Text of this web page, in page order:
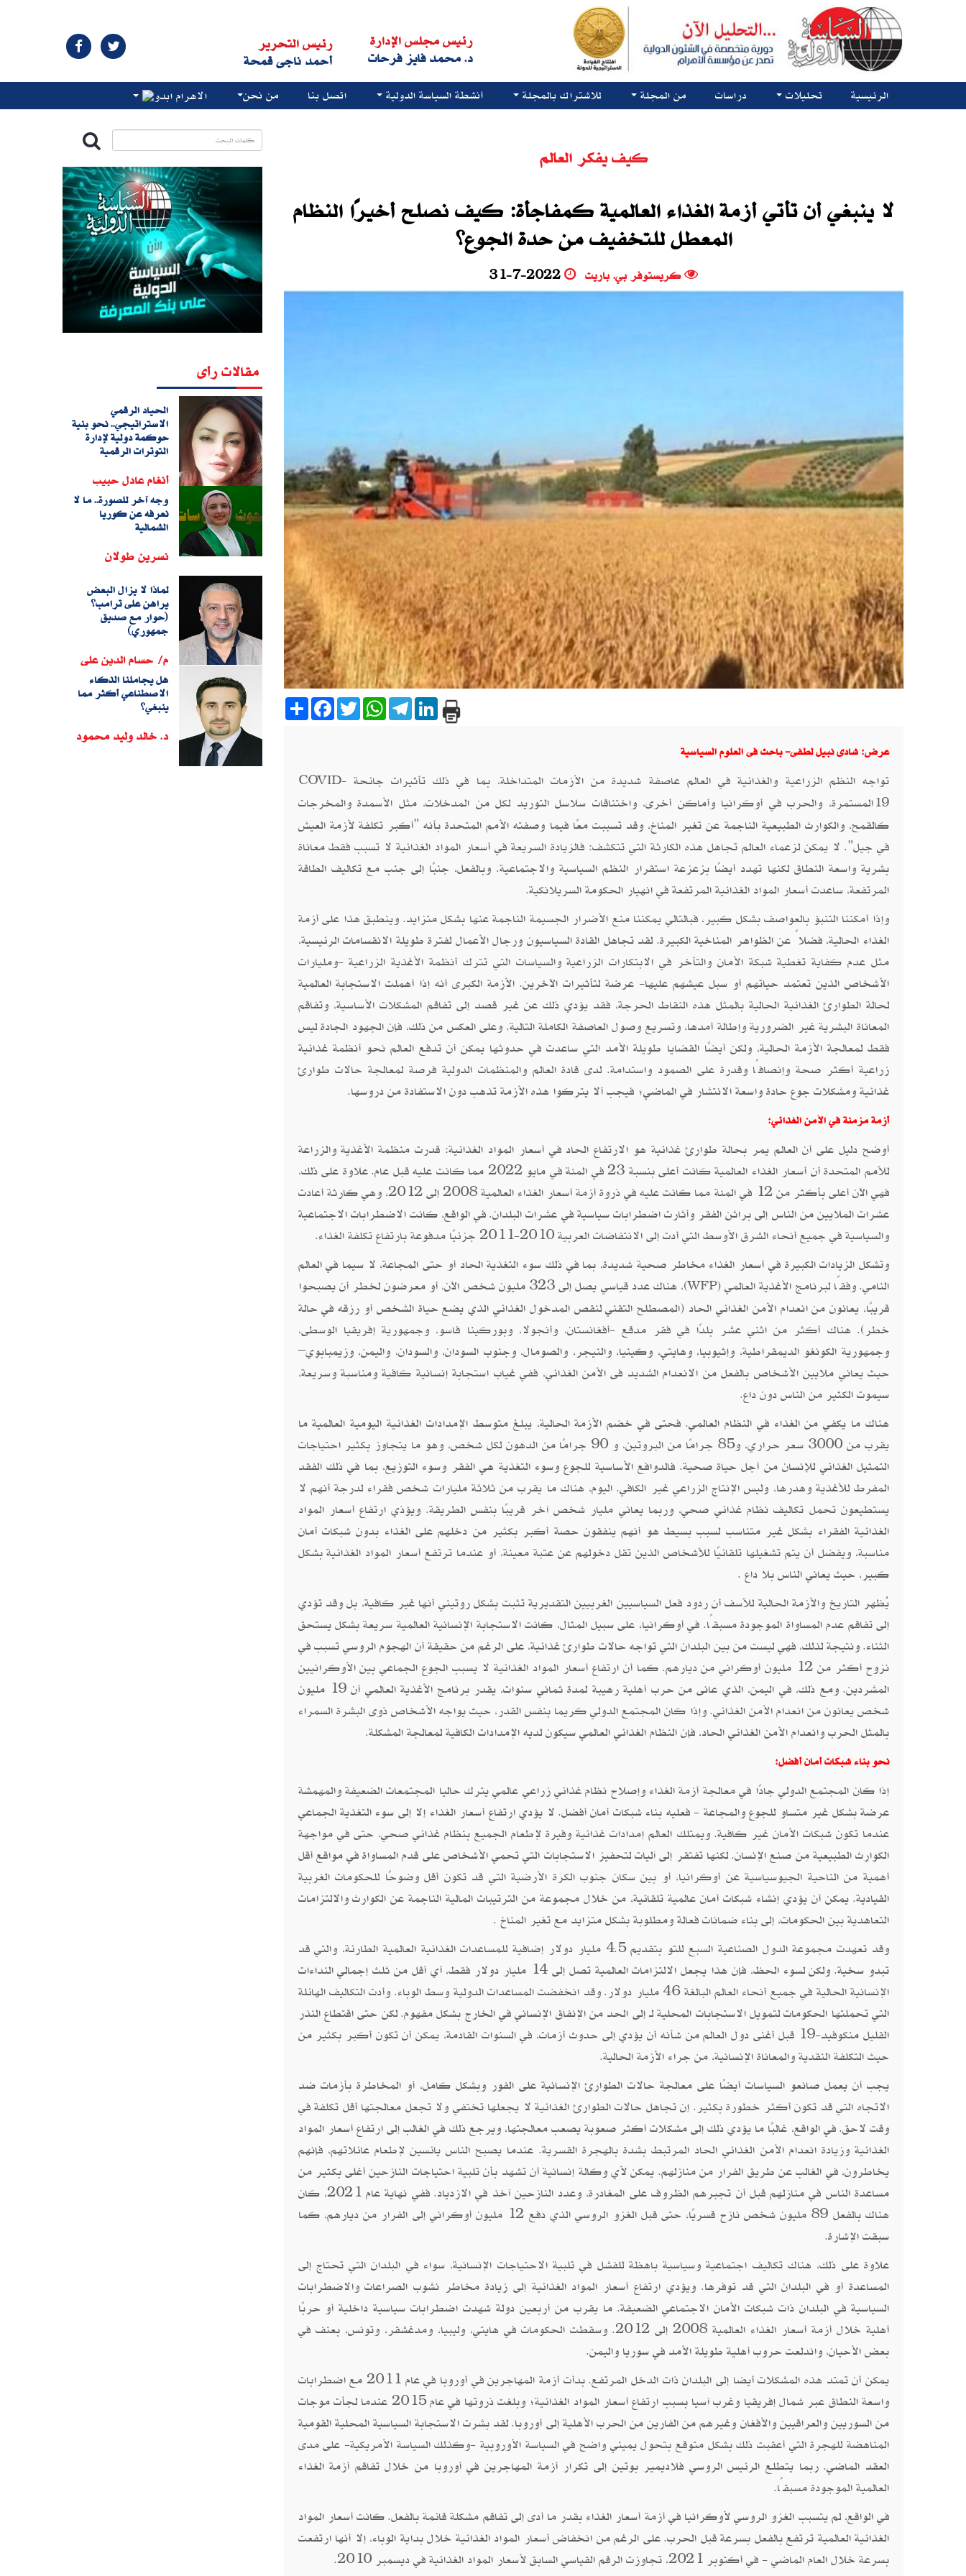
رئيس مجلس الإدارة
د. محمد فايز فرحات
رئيس التحرير
أحمد ناجى قمحة
الرئيسية تحليلات دراسات من المجلة للاشتراك بالمجلة أنشطة السياسة الدولية اتصل بنا من نحن الاهرام ابدو
كيف يفكر العالم
لا ينبغي أن تأتي أزمة الغذاء العالمية كمفاجأة: كيف نصلح أخيرًا النظام
المعطل للتخفيف من حدة الجوع؟
كريستوفر بي. باريت 31-7-2022
ShareFacebook
TwitterWhatsAppTelegramLinkedIn
عرض: شادى نبيل لطفى- باحث فى العلوم السياسية
تواجه النظم الزراعية والغذائية في العالم عاصفة شديدة من الأزمات المتداخلة، بما في ذلك تأثيرات جائحةCOVID-
19 المستمرة، والحرب في أوكرانيا وأماكن أخرى، واختناقات سلاسل التوريد لكل من المدخلات، مثل الأسمدة والمخرجات
كالقمح، والكوارث الطبيعية الناجمة عن تغير المناخ، وقد تسببت معًا فيما وصفته الأمم المتحدة بأنه "أكبر تكلفة لأزمة العيش
في جيل". لا يمكن لزعماء العالم تجاهل هذه الكارثة التي تتكشف: فالزيادة السريعة في أسعار المواد الغذائية لا تسبب فقط معاناة
بشرية واسعة النطاق لكنها تهدد أيضًا بزعزعة استقرار النظم السياسية والاجتماعية. وبالفعل، جنبًا إلى جنب مع تكاليف الطاقة
المرتفعة، ساعدت أسعار المواد الغذائية المرتفعة في انهيار الحكومة السريلانكية.
وإذا أمكننا التنبؤ بالعواصف بشكل كبير، فبالتالي يمكننا منع الأضرار الجسيمة الناجمة عنها بشكل متزايد. وينطبق هذا على أزمة
الغذاء الحالية، فضلاً عن الظواهر المناخية الكبيرة. لقد تجاهل القادة السياسيون ورجال الأعمال لفترة طويلة الانقسامات الرئيسية،
مثل عدم كفاية تغطية شبكة الأمان والتأخر في الابتكارات الزراعية والسياسات التي تترك أنظمة الأغذية الزراعية -ومليارات
الأشخاص الذين تعتمد حياتهم أو سبل عيشهم عليها- عرضة لتأثيرات الآخرين. الأزمة الكبرى أنه إذا أهملت الاستجابة العالمية
لحالة الطوارئ الغذائية الحالية بالمثل هذه النقاط الحرجة، فقد يؤدي ذلك عن غير قصد إلى تفاقم المشكلات الأساسية، وتفاقم
المعاناة البشرية غير الضرورية وإطالة أمدها، وتسريع وصول العاصفة الكاملة التالية. وعلى العكس من ذلك، فإن الجهود الجادة ليس
فقط لمعالجة الأزمة الحالية، ولكن أيضًا القضايا طويلة الأمد التي ساعدت في حدوثها يمكن أن تدفع العالم نحو أنظمة غذائية
زراعية أكثر صحة وإنصافًا وقدرة على الصمود واستدامة. لدى قادة العالم والمنظمات الدولية فرصة لمعالجة حالات طوارئ
غذائية ومشكلات جوع حادة واسعة الانتشار في الماضي؛ فيجب ألا يتركوا هذه الأزمة تذهب دون الاستفادة من دروسها.
أزمة مزمنة في الأمن الغذائي:
أوضح دليل على أن العالم يمر بحالة طوارئ غذائية هو الارتفاع الحاد في أسعار المواد الغذائية: قدرت منظمة الأغذية والزراعة
للأمم المتحدة أن أسعار الغذاء العالمية كانت أعلى بنسبة 23 في المئة في مايو 2022 مما كانت عليه قبل عام. علاوة على ذلك،
فهي الآن أعلى بأكثر من 12 في المئة مما كانت عليه في ذروة أزمة أسعار الغذاء العالمية 2008 إلى 2012، وهي كارثة أعادت
عشرات الملايين من الناس إلى براثن الفقر وأثارت اضطرابات سياسية في عشرات البلدان. في الواقع، كانت الاضطرابات الاجتماعية
والسياسية في جميع أنحاء الشرق الأوسط التي أدت إلى الانتفاضات العربية 2010-2011 جزئيًا مدفوعة بارتفاع تكلفة الغذاء.
وتشكل الزيادات الكبيرة في أسعار الغذاء مخاطر صحية شديدة، بما في ذلك سوء التغذية الحاد أو حتى المجاعة، لا سيما في العالم
النامي. وفقًا لبرنامج الأغذية العالمي (WFP
)، هناك عدد قياسي يصل إلى 323 مليون شخص الآن، أو معرضون لخطر أن يصبحوا
قريبًا، يعانون من انعدام الأمن الغذائي الحاد (المصطلح التقني لنقص المدخول الغذائي الذي يضع حياة الشخص أو رزقه في حالة
خطر). هناك أكثر من اثني عشر بلدًا في فقر مدقع -أفغانستان، وأنجولا، وبوركينا فاسو، وجمهورية إفريقيا الوسطى،
وجمهورية الكونغو الديمقراطية، وإثيوبيا، وهايتي، وكينيا، والنيجر، والصومال، وجنوب السودان، والسودان، واليمن، وزيمبابوي–
حيث يعاني ملايين الأشخاص بالفعل من الانعدام الشديد فى الأمن الغذائي، ففي غياب استجابة إنسانية كافية ومناسبة وسريعة،
سيموت الكثير من الناس دون داع.
هناك ما يكفي من الغذاء في النظام العالمي. فحتى في خضم الأزمة الحالية، يبلغ متوسط الإمدادات الغذائية اليومية العالمية ما
يقرب من 3000 سعر حراري، و85 جرامًا من البروتين، و 90 جرامًا من الدهون لكل شخص، وهو ما يتجاوز بكثير احتياجات
التمثيل الغذائي للإنسان من أجل حياة صحية. فالدوافع الأساسية للجوع وسوء التغذية هي الفقر وسوء التوزيع، بما في ذلك الفقد
المفرط للأغذية وهدرها، وليس الإنتاج الزراعي غير الكافي. اليوم، هناك ما يقرب من ثلاثة مليارات شخص فقراء لدرجة أنهم لا
يستطيعون تحمل تكاليف نظام غذائي صحي، وربما يعاني مليار شخص آخر قريبًا بنفس الطريقة. ويؤذي ارتفاع أسعار المواد
الغذائية الفقراء بشكل غير متناسب لسبب بسيط هو أنهم ينفقون حصة أكبر بكثير من دخلهم على الغذاء بدون شبكات أمان
مناسبة، ويفضل أن يتم تشغيلها تلقائيًا للأشخاص الذين تقل دخولهم عن عتبة معينة، أو عندما ترتفع أسعار المواد الغذائية بشكل
كبير، حيث يعاني الناس بلا داع .
يُظهر التاريخ والأزمة الحالية للأسف أن ردود فعل السياسيين الغربيين التقديرية تثبت بشكل روتيني أنها غير كافية، بل وقد تؤدي
إلى تفاقم عدم المساواة الموجودة مسبقًا. في أوكرانيا، على سبيل المثال، كانت الاستجابة الإنسانية العالمية سريعة بشكل يستحق
الثناء. ونتيجة لذلك، فهي ليست من بين البلدان التي تواجه حالات طوارئ غذائية، على الرغم من حقيقة أن الهجوم الروسي تسبب في
نزوح أكثر من 12 مليون أوكراني من ديارهم. كما أن ارتفاع أسعار المواد الغذائية لا يسبب الجوع الجماعي بين الأوكرانيين
المشردين. ومع ذلك، في اليمن، الذي عانى من حرب أهلية رهيبة لمدة ثماني سنوات، يقدر برنامج الأغذية العالمي أن 19 مليون
شخص يعانون من انعدام الأمن الغذائي. وإذا كان المجتمع الدولي كريما بنفس القدر، حيث يواجه الأشخاص ذوى البشرة السمراء
بالمثل الحرب وانعدام الأمن الغذائي الحاد، فإن النظام الغذائي العالمي سيكون لديه الإمدادات الكافية لمعالجة المشكلة.
نحو بناء شبكات أمان أفضل:
إذا كان المجتمع الدولي جادًا في معالجة أزمة الغذاء وإصلاح نظام غذائي زراعي عالمي يترك حاليا المجتمعات الضعيفة والمهمشة
عرضة بشكل غير متساو للجوع والمجاعة - فعليه بناء شبكات أمان أفضل. لا يؤدي ارتفاع أسعار الغذاء إلا إلى سوء التغذية الجماعي
عندما تكون شبكات الأمان غير كافية. ويمتلك العالم إمدادات غذائية وفيرة لإطعام الجميع بنظام غذائي صحي، حتى في مواجهة
الكوارث الطبيعية من صنع الإنسان. لكنها تفتقر إلى آليات لتحفيز الاستجابات التي تحمي الأشخاص على قدم المساواة في مواقع أقل
أهمية من الناحية الجيوسياسية عن أوكرانيا، أو بين سكان جنوب الكرة الأرضية التي قد تكون أقل وضوحًا للحكومات الغربية
القيادية. يمكن أن يؤدي إنشاء شبكات أمان عالمية تلقائية، من خلال مجموعة من الترتيبات المالية الناجمة عن الكوارث والالتزامات
التعاهدية بين الحكومات، إلى بناء ضمانات فعالة ومطلوبة بشكل متزايد مع تغير المناخ .
وقد تعهدت مجموعة الدول الصناعية السبع للتو بتقديم 4.5 مليار دولار إضافية للمساعدات الغذائية العالمية الطارئة، والتي قد
تبدو سخية. ولكن لسوء الحظ، فإن هذا يجعل الالتزامات العالمية تصل إلى 14 مليار دولار فقط، أي أقل من ثلث إجمالي النداءات
الإنسانية الحالية في جميع أنحاء العالم البالغة 46 مليار دولار. وقد انخفضت المساعدات الدولية وسط الوباء. وأدت التكاليف الهائلة
التي تحملتها الحكومات لتمويل الاستجابات المحلية لـ إلى الحد من الإنفاق الإنساني في الخارج بشكل مفهوم. لكن حتى اقتطاع النذر
القليل منكوفيد-19 قبل أغنى دول العالم من شأنه أن يؤدي إلى حدوث أزمات، في السنوات القادمة، يمكن أن تكون أكبر بكثير من
حيث التكلفة النقدية والمعاناة الإنسانية، من جراء الأزمة الحالية.
يجب أن يعمل صانعو السياسات أيضًا على معالجة حالات الطوارئ الإنسانية على الفور وبشكل كامل، أو المخاطرة بأزمات ضد
الاتجاه التي قد تكون أكثر خطورة بكثير. إن تجاهل حالات الطوارئ الغذائية لا يجعلها تختفي ولا تجعل معالجتها أقل تكلفة في
وقت لاحق. في الواقع، غالبًا ما يؤدي ذلك إلى مشكلات أكثر صعوبة يصعب معالجتها، ويرجع ذلك في الغالب إلى ارتفاع أسعار المواد
الغذائية وزيادة انعدام الأمن الغذائي الحاد المرتبط بشدة بالهجرة القسرية. عندما يصبح الناس يائسين لإطعام عائلاتهم، فإنهم
يخاطرون، في الغالب عن طريق الفرار من منازلهم. يمكن لأي وكالة إنسانية أن تشهد بأن تلبية احتياجات النازحين أغلى بكثير من
مساعدة الناس في منازلهم قبل أن تجبرهم الظروف على المغادرة، وعدد النازحين آخذ في الازدياد. ففي نهاية عام 2021، كان
هناك بالفعل 89 مليون شخص نازح قسريًا، حتى قبل الغزو الروسي الذي دفع 12 مليون أوكراني إلى الفرار من ديارهم، كما
سبقت الإشارة.
علاوة على ذلك، هناك تكاليف اجتماعية وسياسية باهظة للفشل في تلبية الاحتياجات الإنسانية، سواء في البلدان التي تحتاج إلى
المساعدة أو في البلدان التي قد توفرها. ويؤدي ارتفاع أسعار المواد الغذائية إلى زيادة مخاطر نشوب الصراعات والاضطرابات
السياسية في البلدان ذات شبكات الأمان الاجتماعي الضعيفة. ما يقرب من أربعين دولة شهدت اضطرابات سياسية داخلية أو حربًا
أهلية خلال أزمة أسعار الغذاء العالمية 2008 إلى 2012. وسقطت الحكومات في هايتي، وليبيا، ومدغشقر، وتونس، بعنف في
بعض الأحيان، واندلعت حروب أهلية طويلة الأمد في سوريا واليمن.
يمكن أن تمتد هذه المشكلات أيضا إلى البلدان ذات الدخل المرتفع. بدأت أزمة المهاجرين في أوروبا في عام 2011 مع اضطرابات
واسعة النطاق عبر شمال إفريقيا وغرب آسيا بسبب ارتفاع أسعار المواد الغذائية؛ وبلغت ذروتها في عام 2015 عندما لجأت موجات
من السوريين والعراقيين والأفغان وغيرهم من الفارين من الحرب الأهلية إلى أوروبا. لقد بشرت الاستجابة السياسية المحلية القومية
المناهضة للهجرة التي أعقبت ذلك بشكل متوقع بتحول يميني واضح في السياسة الأوروبية -وكذلك السياسة الأمريكية- على مدى
العقد الماضي. ربما يتطلع الرئيس الروسي فلاديمير بوتين إلى تكرار أزمة المهاجرين في أوروبا من خلال تفاقم أزمة الغذاء
العالمية الموجودة مسبقًا.
في الواقع، لم يتسبب الغزو الروسي لأوكرانيا في أزمة أسعار الغذاء بقدر ما أدى إلى تفاقم مشكلة قائمة بالفعل. كانت أسعار المواد
الغذائية العالمية ترتفع بالفعل بسرعة قبل الحرب. على الرغم من انخفاض أسعار المواد الغذائية خلال بداية الوباء، إلا أنها ارتفعت
بسرعة خلال العام الماضي - في أكتوبر 2021، تجاوزت الرقم القياسي السابق لأسعار المواد الغذائية في ديسمبر 2010.
مقالات رأى
الحياد الرقمي
الاستراتيجي.. نحو بنية
حوكمة دولية لإدارة
التوترات الرقمية
أنغام عادل حبيب
وجه آخر للصورة.. ما لا
نعرفه عن كوريا
الشمالية
نسرين طولان
لماذا لا يزال البعض
يراهن على ترامب؟
(حوار مع صديق
جمهوري)
م/ حسام الدين على
هل يجاملنا الذكاء
الاصطناعي أكثر مما
ينبغي؟
د. خالد وليد محمود